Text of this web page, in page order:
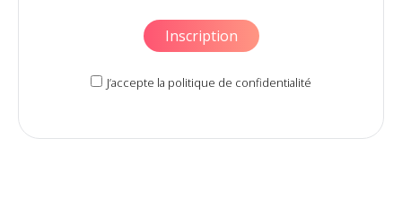
J’accepte la politique de confidentialité